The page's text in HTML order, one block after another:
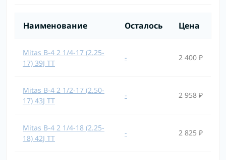
Наименование Осталось Цена
Mitas B-4 2 1/4-17 (2.25-
17) 39J TT
- 2 400 ₽
Mitas B-4 2 1/2-17 (2.50-
17) 43J TT
- 2 958 ₽
Mitas B-4 2 1/4-18 (2.25-
18) 42J TT
- 2 825 ₽